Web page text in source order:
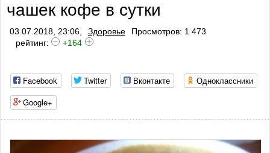
чашек кофе в сутки
03.07.2018, 23:06, Здоровье
Просмотров: 1 473
рейтинг:
+164
Facebook Twitter Вконтакте
Одноклассники
Google+